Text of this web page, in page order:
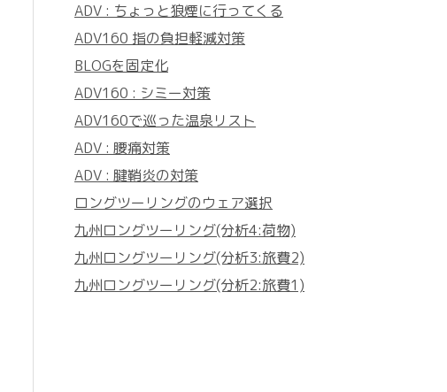
ADV : ちょっと狼煙に行ってくる
ADV160 指の負担軽減対策
BLOGを固定化
ADV160 : シミー対策
ADV160で巡った温泉リスト
ADV : 腰痛対策
ADV : 腱鞘炎の対策
ロングツーリングのウェア選択
九州ロングツーリング(分析4:荷物)
九州ロングツーリング(分析3:旅費2)
九州ロングツーリング(分析2:旅費1)